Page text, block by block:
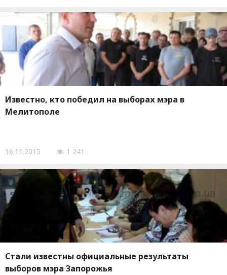
Известно, кто победил на выборах мэра в
Мелитополе
16.11.2015 1 241
Стали известны официальные результаты
выборов мэра Запорожья